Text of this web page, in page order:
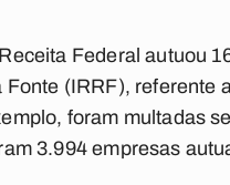
Federal autuou
Fonte (IRRF), referente
foram multadas
3.994 empresas